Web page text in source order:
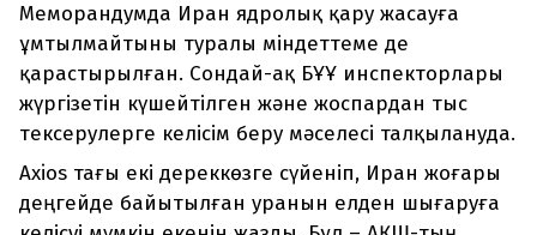
Меморандумда Иран ядролық қару жасауға
ұмтылмайтыны туралы міндеттеме де
қарастырылған. Сондай-ақ БҰҰ инспекторлары
жүргізетін күшейтілген және жоспардан тыс
тексерулерге келісім беру мәселесі талқылануда.
Axios тағы екі дереккөзге сүйеніп, Иран жоғары
деңгейде байытылған уранын елден шығаруға